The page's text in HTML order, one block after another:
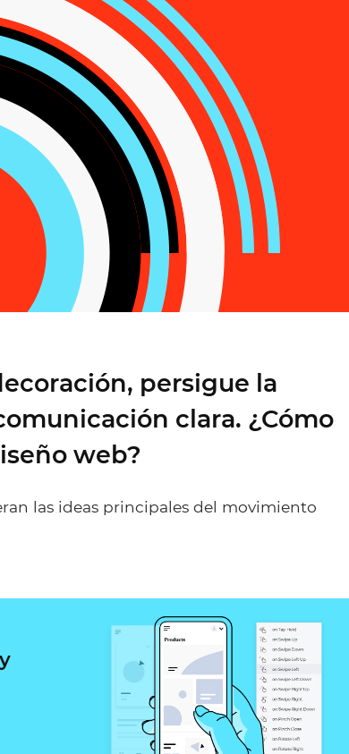
persigue la
clara. ¿Cómo
web?
las ideas principales del movimiento